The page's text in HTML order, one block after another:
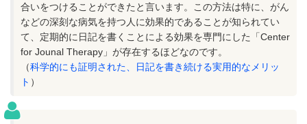
合いをつけることができたと言います。この方法は特に、がん
などの深刻な病気を持つ人に効果的であることが知られてい
て、定期的に日記を書くことによる効果を専門にした「Center
for Jounal Therapy」が存在するほどなのです。
（科学的にも証明された、日記を書き続ける実用的なメリッ
ト ）